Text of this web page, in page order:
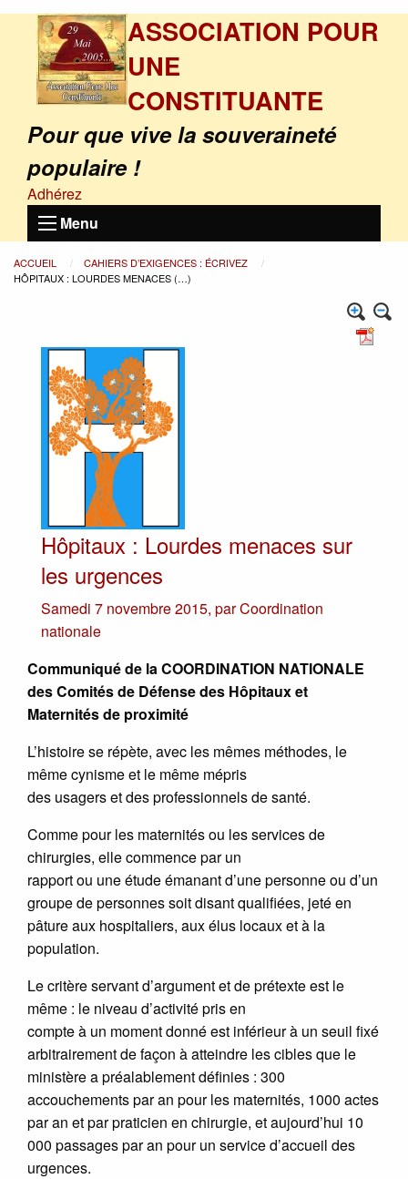
ASSOCIATION POUR
UNE
CONSTITUANTE
Pour que vive la souveraineté
populaire !
Adhérez
Menu
ACCUEIL
CAHIERS D’EXIGENCES : ÉCRIVEZ
HÔPITAUX : LOURDES MENACES (…)
Hôpitaux : Lourdes menaces sur
les urgences
Samedi 7 novembre 2015, parCoordination
nationale
Communiqué de la COORDINATION NATIONALE
des Comités de Défense des Hôpitaux et
Maternités de proximité
L’histoire se répète, avec les mêmes méthodes, le
même cynisme et le même mépris
des usagers et des professionnels de santé.
Comme pour les maternités ou les services de
chirurgies, elle commence par un
rapport ou une étude émanant d’une personne ou d’un
groupe de personnes soit disant qualifiées, jeté en
pâture aux hospitaliers, aux élus locaux et à la
population.
Le critère servant d’argument et de prétexte est le
même : le niveau d’activité pris en
compte à un moment donné est inférieur à un seuil fixé
arbitrairement de façon à atteindre les cibles que le
ministère a préalablement définies : 300
accouchements par an pour les maternités, 1000 actes
par an et par praticien en chirurgie, et aujourd’hui 10
000 passages par an pour un service d’accueil des
urgences.